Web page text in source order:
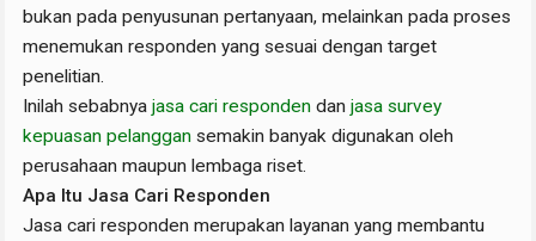
bukan pada penyusunan pertanyaan, melainkan pada proses
menemukan responden yang sesuai dengan target
penelitian.
Inilah sebabnyajasa cari responden danjasa survey
kepuasan pelanggan semakin banyak digunakan oleh
perusahaan maupun lembaga riset.
Apa Itu Jasa Cari Responden
Jasa cari responden merupakan layanan yang membantu